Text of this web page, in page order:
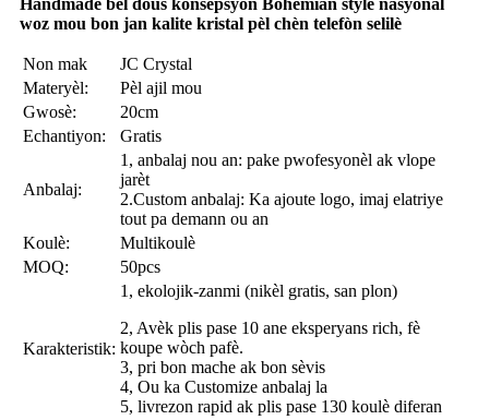
Handmade bèl dous konsepsyon Bohemian style nasyonal
woz mou bon jan kalite kristal pèl chèn telefòn selilè
Non mak
JC Crystal
Materyèl:
Pèl ajil mou
Gwosè:
20cm
Echantiyon:
Gratis
Anbalaj:
1, anbalaj nou an: pake pwofesyonèl ak vlope
jarèt
2.Custom anbalaj: Ka ajoute logo, imaj elatriye
tout pa demann ou an
Koulè:
Multikoulè
MOQ:
50pcs
Karakteristik:
1, ekolojik-zanmi (nikèl gratis, san plon)
2, Avèk plis pase 10 ane eksperyans rich, fè
koupe wòch pafè.
3, pri bon mache ak bon sèvis
4, Ou ka Customize anbalaj la
5, livrezon rapid ak plis pase 130 koulè diferan